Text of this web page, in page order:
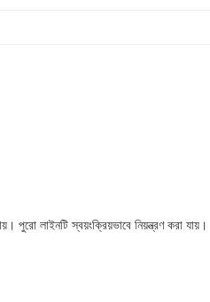
পুরো লাইনটি স্বয়ংক্রিয়ভাবে নিয়ন্ত্রণ করা যায়।